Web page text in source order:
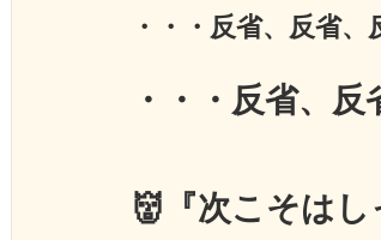
・・・反省、反省
・・・反省、
👹『次こそはし